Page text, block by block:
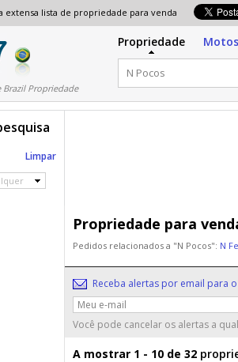
extensa lista de propriedade para venda
Brazil Propriedade
Propriedade Motos
Propriedade para
Pedidos relacionados a "N Pocos": N
Receba alertas por email para
Você pode cancelar os alertas a
A mostrar 1 - 10 de 32
Limpar